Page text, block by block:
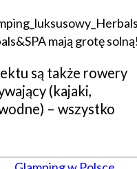
mają grotę
są także rowery
(kajaki,
– wszystko